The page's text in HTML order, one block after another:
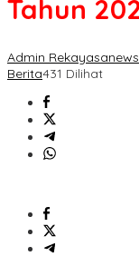
Tahun
Admin Rekayasanews
Berita431 Dilihat